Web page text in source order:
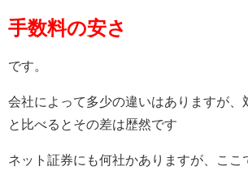
手数料の安さ
です。
会社によって多少の違いはありますが、
と比べるとその差は歴然です
ネット証券にも何社かありますが、ここ